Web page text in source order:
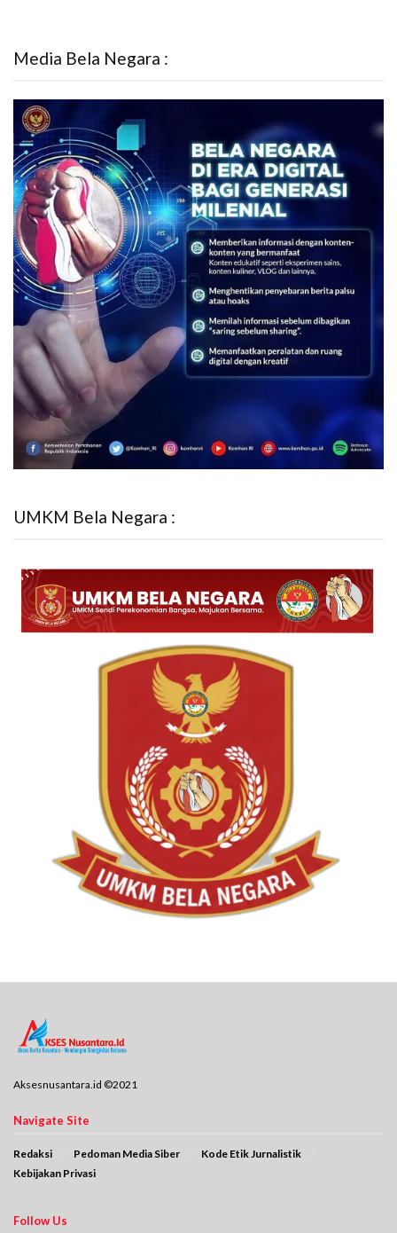
Media Bela Negara :
UMKM Bela Negara :
Aksesnusantara.id ©2021
Navigate Site
Redaksi Pedoman Media Siber
Kode Etik Jurnalistik
Kebijakan Privasi
Follow Us